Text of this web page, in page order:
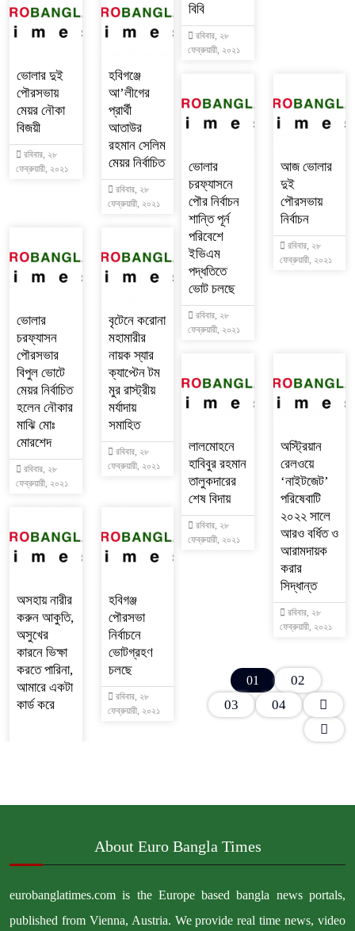
ভোলার দুই
পৌরসভায়
মেয়র নৌকা
বিজয়ী
ফেব্রুয়ারী, ২০২১
হবিগঞ্জে
আ’লীগের
প্রার্থী
আতাউর
রহমান সেলিম
মেয়র নির্বাচিত
ফেব্রুয়ারী, ২০২১
ভোলার
চরফ্যাসন
পৌরসভার
বিপুল ভোটে
মেয়র নির্বাচিত
হলেন নৌকার
মাঝি মোঃ
মোরশেদ
ফেব্রুয়ারী, ২০২১
বৃটেনে করোনা
মহামারীর
নায়ক স্যার
ক্যাপ্টেন টম
মুর রাস্ট্রীয়
মর্যাদায়
সমাহিত
ফেব্রুয়ারী, ২০২১
অসহায় নারীর
করুন আকুতি,
অসুখের
কারনে ভিক্ষা
করতে পারিনা,
আমারে একটা
কার্ড করে
বিবি
ফেব্রুয়ারী, ২০২১
হবিগঞ্জ
পৌরসভা
নির্বাচনে
ভোটগ্রহণ
চলছে
ফেব্রুয়ারী, ২০২১
ভোলার
চরফ্যাসনে
পৌর নির্বাচন
শান্তি পূর্ন
পরিবেশে
ইভিএম
পদ্ধতিতে
ভোট চলছে
ফেব্রুয়ারী, ২০২১
আজ ভোলার
দুই
পৌরসভায়
নির্বাচন
ফেব্রুয়ারী, ২০২১
লালমোহনে
হাবিবুর রহমান
তালুকদারের
শেষ বিদায়
ফেব্রুয়ারী, ২০২১
অস্ট্রিয়ান
রেলওয়ে
‘নাইটজেট’
পরিষেবাটি
২০২২ সালে
আরও বর্ধিত ও
আরামদায়ক
করার
সিদ্ধান্ত
ফেব্রুয়ারী, ২০২১
01
02
03
04
About Euro Bangla Times
eurobanglatimes.com is the Europe based bangla news portals,
published from Vienna, Austria. We provide real time news, video